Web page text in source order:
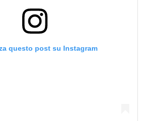
questo post su Instagram